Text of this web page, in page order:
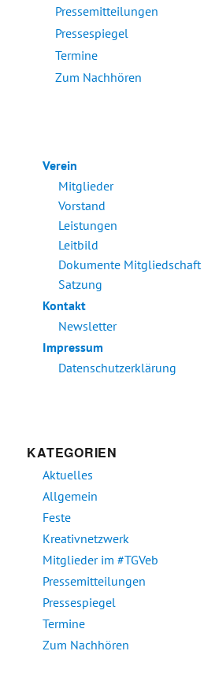
Pressemitteilungen
Pressespiegel
Termine
Zum Nachhören
Verein
Mitglieder
Vorstand
Leistungen
Leitbild
Dokumente Mitgliedschaft
Satzung
Kontakt
Newsletter
Impressum
Datenschutzerklärung
KATEGORIEN
Aktuelles
Allgemein
Feste
Kreativnetzwerk
Mitglieder im #TGVeb
Pressemitteilungen
Pressespiegel
Termine
Zum Nachhören